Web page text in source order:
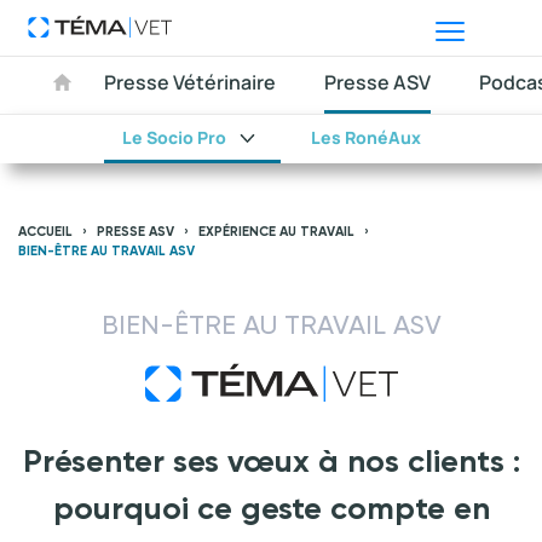
Presse Vétérinaire Presse ASV
Le Socio Pro Les RonéAux
ACCUEIL PRESSE ASV
EXPÉRIENCE AU TRAVAIL
BIEN-ÊTRE AU TRAVAIL ASV
BIEN-ÊTRE AU TRAVAIL ASV
Présenter ses vœux à nos clients :
pourquoi ce geste compte en